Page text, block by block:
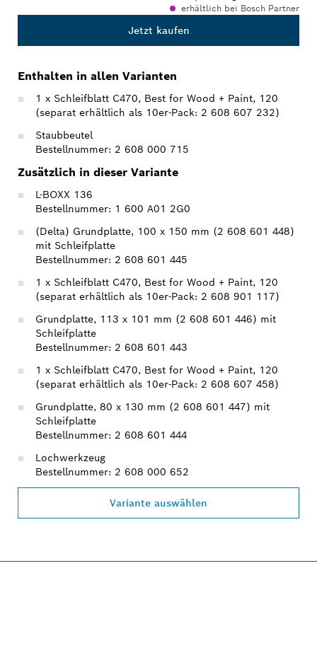
erhältlich bei Bosch Partner
Jetzt kaufen
Enthalten in allen Varianten
1 x Schleifblatt C470, Best for Wood + Paint, 120
(separat erhältlich als 10er-Pack: 2 608 607 232)
Staubbeutel
Bestellnummer: 2 608 000 715
Zusätzlich in dieser Variante
L-BOXX 136
Bestellnummer: 1 600 A01 2G0
(Delta) Grundplatte, 100 x 150 mm (2 608 601 448)
mit Schleifplatte
Bestellnummer: 2 608 601 445
1 x Schleifblatt C470, Best for Wood + Paint, 120
(separat erhältlich als 10er-Pack: 2 608 901 117)
Grundplatte, 113 x 101 mm (2 608 601 446) mit
Schleifplatte
Bestellnummer: 2 608 601 443
1 x Schleifblatt C470, Best for Wood + Paint, 120
(separat erhältlich als 10er-Pack: 2 608 607 458)
Grundplatte, 80 x 130 mm (2 608 601 447) mit
Schleifplatte
Bestellnummer: 2 608 601 444
Lochwerkzeug
Bestellnummer: 2 608 000 652
Variante auswählen